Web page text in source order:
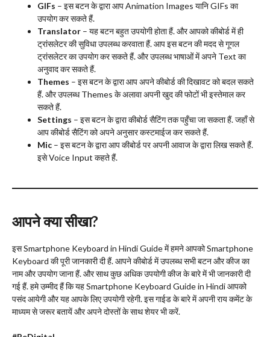
GIFs – इस बटन के द्वारा आप Animation Images यानि GIFs का
उपयोग कर सकते हैं.
Translator – यह बटन बहुत उपयोगी होता हैं. और आपको कीबोर्ड में ही
ट्रांसलेटर की सुविधा उपलब्ध करवाता हैं. आप इस बटन की मदद से गूगल
ट्रांसलेटर का उपयोग कर सकते हैं. और उपलब्ध भाषाओं में अपने Text का
अनुवाद कर सकते हैं.
Themes – इस बटन के द्वारा आप अपने कीबोर्ड की दिखावट को बदल सकते
हैं. और उपलब्ध Themes के अलावा अपनी खुद की फोटों भी इस्तेमाल कर
सकते हैं.
Settings – इस बटन के द्वारा कीबोर्ड सैटिंग तक पहुँचा जा सकता हैं. जहाँ से
आप कीबोर्ड सैटिंग को अपने अनुसार कस्टमाईज कर सकते हैं.
Mic – इस बटन के द्वारा आप कीबोर्ड पर अपनी आवाज के द्वारा लिख सकते हैं.
इसे Voice Input कहते हैं.
आपने क्या सीखा?
इस Smartphone Keyboard in Hindi Guide में हमने आपको Smartphone
Keyboard की पूरी जानकारी दी हैं. आपने कीबोर्ड में उपलब्ध सभी बटन और कीज का
नाम और उपयोग जाना हैं. और साथ कुछ अधिक उपयोगी कीज के बारे में भी जानकारी दी
गई हैं. हमे उम्मीद हैं कि यह Smartphone Keyboard Guide in Hindi आपको
पसंद आयेगी और यह आपके लिए उपयोगी रहेगी. इस गाईड के बारे में अपनी राय कमेंट के
माध्यम से जरूर बतायें और अपने दोस्तों के साथ शेयर भी करें.